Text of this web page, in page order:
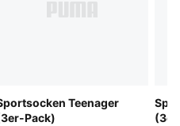
Teenager
Pack)